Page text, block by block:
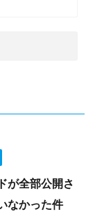
が全部公開さ
なかった件